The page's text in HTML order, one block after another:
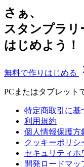
さぁ、
スタンプラリ
はじめよう！
無料で作りはじめる
PCまたはタブレット
特定商取引に基
利用規約
個人情報保護方
クッキーポリシ
セキュリティホ
開発ロードマッ